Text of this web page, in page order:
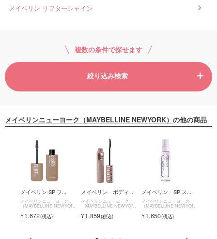
メイベリン リフターシャイン
複数の条件で探せます
絞り込み検索
メイベリンニューヨーク（MAYBELLINE NEWYORK） の他の商品
メイベリン SP フ...
メイベリンニューヨーク
（MAYBELLINE NEWYOR
ッフ ブロウ ムース
1,672
メイベリン ボディ ...
メイベリンニューヨーク
（MAYBELLINE NEWYOR
1,859
メイベリン SP ス...
メイベリンニューヨーク
（MAYBELLINE NEWYOR
メイクアップフィク
サー1,650